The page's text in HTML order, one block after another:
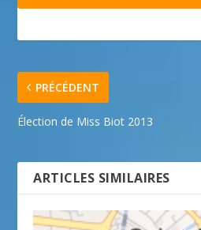
PRÉCÉDENT
Élection de Miss Biot 2013
ARTICLES SIMILAIRES